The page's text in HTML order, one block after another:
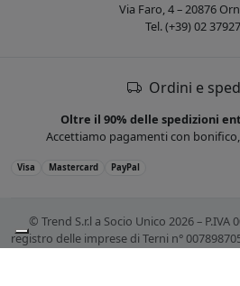
Via Faro, 4 – 20876
Tel. (+39) 02
Ordini e
Oltre il 90% delle spedizioni
Accettiamo pagamenti con
Visa Mastercard PayPal
© Trend S.r.l a Socio Unico 2026 – P.IVA
registro delle imprese di Terni n°